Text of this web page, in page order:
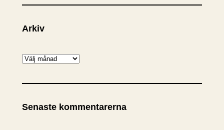
Arkiv
A
k
v
Senaste kommentarerna